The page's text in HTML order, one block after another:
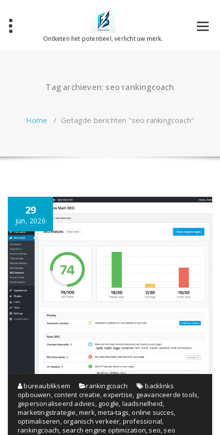
inhoud
Ontketen het potentieel, verlicht uw merk.
Tag archieven: seo rankingcoach
Home / Getagde berichten "seo rankingcoach"
29
jun, 2026
bureaubliksem rankingcoach
backlinks
opbouwen,content creatie,expertise, geavanceerde tools,
gepersonaliseerd advies, google, laadsnelheid,
marketingstrategie,merk,meta-tags,online succes,
optimaliseren,organisch verkeer, professional,
rankingcoach, search engine optimization, seo, seo